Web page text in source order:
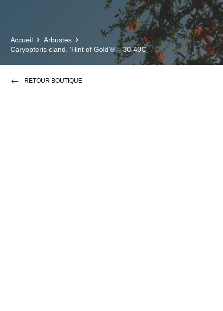
Accueil
Arbustes
Caryopteris cland. ‘Hint of Gold’® – 30-40C
RETOUR BOUTIQUE